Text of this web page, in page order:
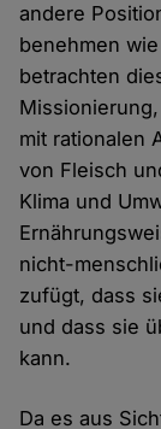
andere
benehmen
betrachten
mit rationalen
von Fleisch
Klima und
nicht-
zufügt, dass
und dass sie
kann.
Da es aus